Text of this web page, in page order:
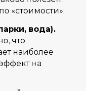
«стоимости»:
вода).
что
наиболее
на